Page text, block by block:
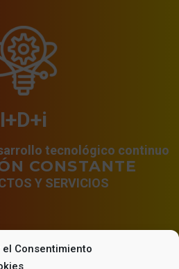
el Consentimiento
I+D+i
tecnológico continuo
CONSTANTE
Y SERVICIOS